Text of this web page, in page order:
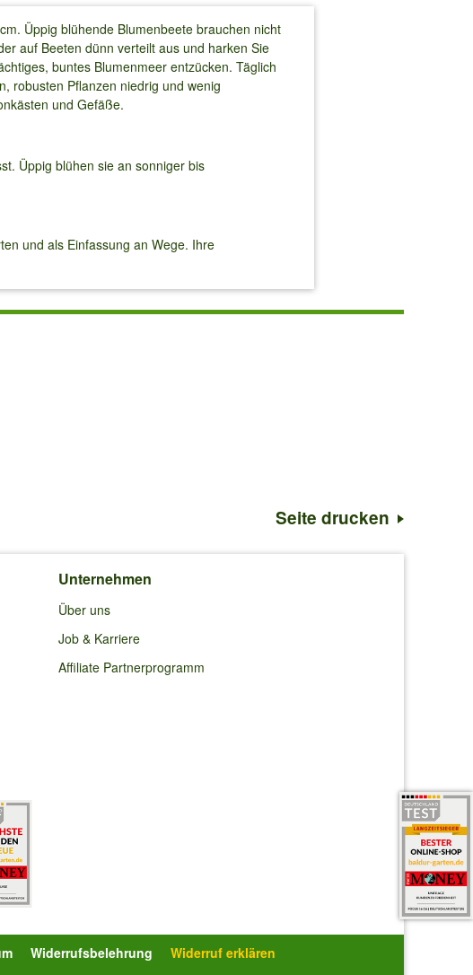
Üppig blühende Blumenbeete brauchen nicht
auf Beeten dünn verteilt aus und harken Sie
buntes Blumenmeer entzücken. Täglich
robusten Pflanzen niedrig und wenig
und Gefäße.
Üppig blühen sie an sonniger bis
und als Einfassung an Wege. Ihre
Seite drucken
Unternehmen
Über uns
Job & Karriere
Affiliate Partnerprogramm
Widerrufsbelehrung Widerruf erklären